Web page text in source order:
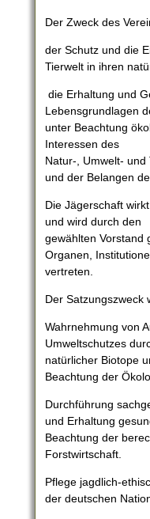
Der Zweck des
der Schutz und die
Tierwelt in ihren
die Erhaltung und
Lebensgrundlagen
unter Beachtung
Interessen des
Natur-, Umwelt-
und der Belangen
Die Jägerschaft
und wird durch den
gewählten Vorstand
Organen,
vertreten.
Der Satzungszweck
Wahrnehmung von
Umweltschutzes
natürlicher Biotope
Beachtung der
Durchführung
und Erhaltung
Beachtung der
Forstwirtschaft.
Pflege jagdlich-
der deutschen